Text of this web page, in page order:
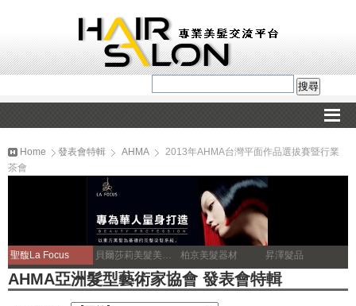
Home 發表會特輯 AHMA
2013年AHMA台灣平面作品選拔賽暨行業
茶會
聖馥La Focus 貝爾莎莉美髮美容補習 柏京美髮器材 昇澤髮品
AHMA亞洲髮型藝術家協會 發表會特輯